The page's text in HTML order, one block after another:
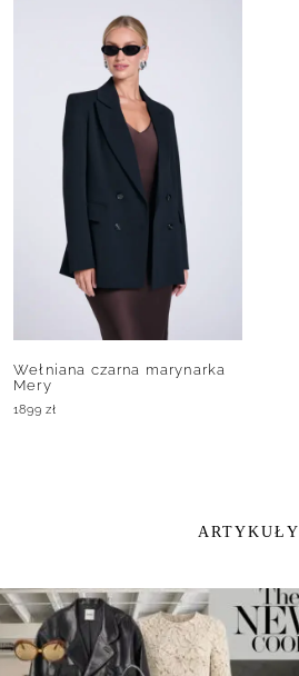
Wełniana czarna marynarka
Mery
1899zł
ARTYKUŁY